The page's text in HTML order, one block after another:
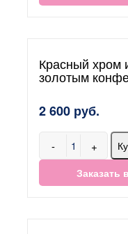
Красный хром
золотым
2 600 руб.
- +
Заказать